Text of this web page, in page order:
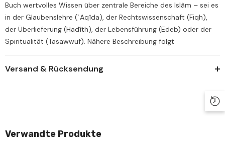
Buch wertvolles Wissen über zentrale Bereiche des Islâm – sei es
in der Glaubenslehre (ʿAqîda), der Rechtswissenschaft (Fiqh),
der Überlieferung (Hadîth), der Lebensführung (Edeb) oder der
Spiritualität (Tasawwuf). Nähere Beschreibung folgt
Versand & Rücksendung
Verwandte Produkte